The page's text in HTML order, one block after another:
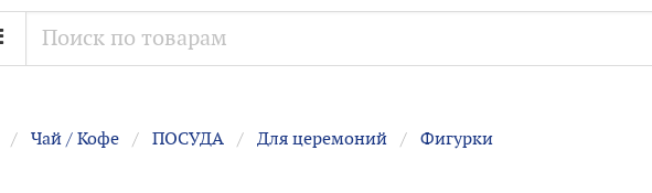
Чай / Кофе ПОСУДА Для церемоний Фигурки